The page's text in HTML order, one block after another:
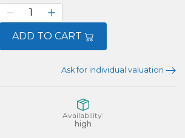
ADD TO CART
Ask for individual valuation
Availability:
high